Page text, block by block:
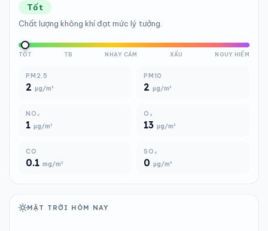
Tốt
Chất lượng không khí đạt mức lý tưởng.
TỐT TB NHẠY CẢM XẤU NGUY HIỂM
PM2.5
2 µg/m³
PM10
2 µg/m³
NO₂
1 µg/m³
O₃
13 µg/m³
CO
0.1 mg/m³
SO₂
0 µg/m³
MẶT TRỜI HÔM NAY